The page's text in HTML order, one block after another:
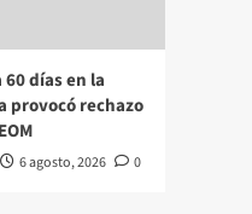
días en la
provocó rechazo
6 agosto, 2026 0